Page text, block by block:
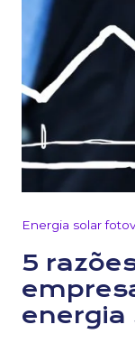
Energia solar
5
energia